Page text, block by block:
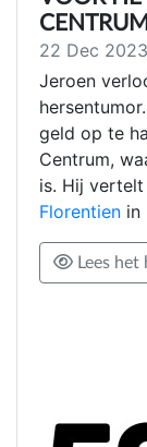
22 Dec 2023
Jeroen
geld op te
Centrum,
is. Hij
Florentien in
Lees het